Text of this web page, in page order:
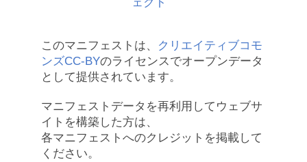
このマニフェストは、
クリエイティブコモ
ンズCC-BYのライセンスでオープンデータ
として提供されています。
マニフェストデータを再利用してウェブサ
イトを構築した方は、
各マニフェストへのクレジットを掲載して
ください。